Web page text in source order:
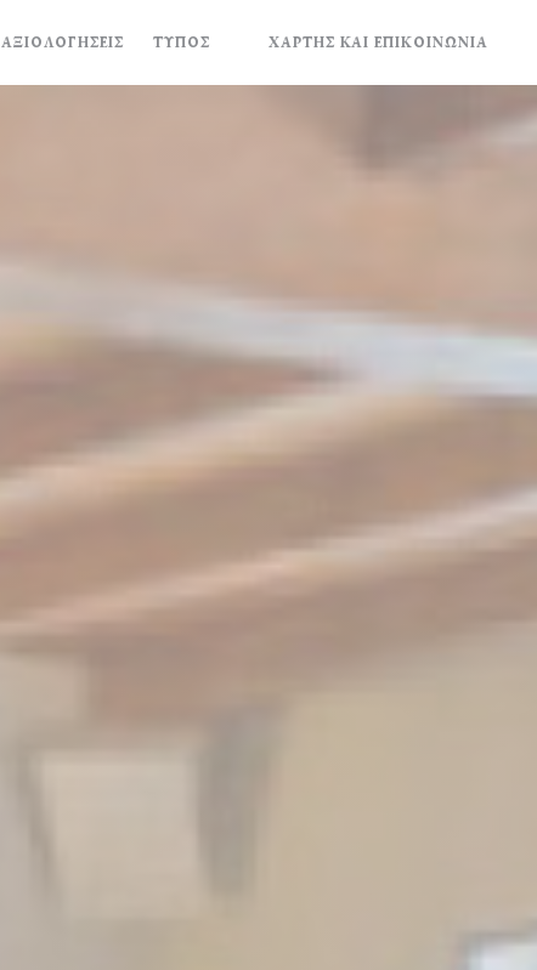
ΑΞΙΟΛΟΓΉΣΕΙΣ ΤΎΠΟΣ ΧΆΡΤΗΣ ΚΑΙ ΕΠΙΚΟΙΝΩΝΊΑ